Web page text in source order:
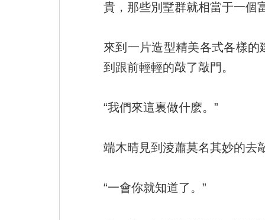
貴，那些別墅群就相當于一個
來到一片造型精美各式各樣
到跟前輕輕的敲了敲門。
“我們來這裏做什麽。”
端木晴見到淩蕭莫名其妙的去
“一會你就知道了。”